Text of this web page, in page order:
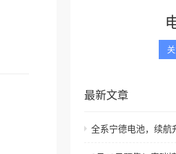
最新文章